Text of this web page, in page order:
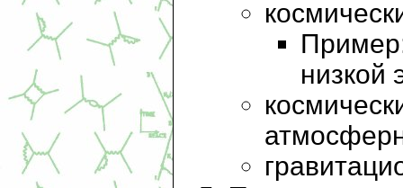
низкой